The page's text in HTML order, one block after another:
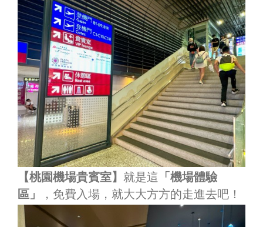
【桃園機場貴賓室】 就是這 「機場體驗
區」
，免費入場，就大大方方的走進去吧！